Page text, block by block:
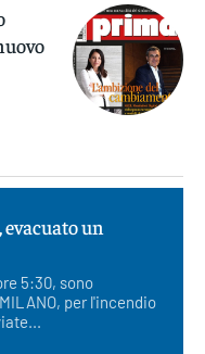
un
5:30, sono
per l'incendio